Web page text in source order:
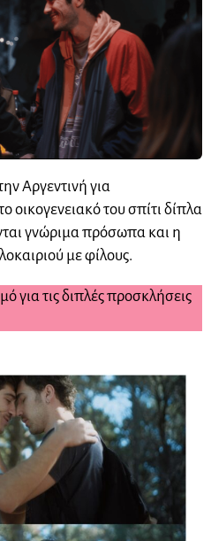
Αργεντινή για
οικογενειακό του σπίτι δίπλα
γνώριμα πρόσωπα και η
με φίλους.
για τις διπλές προσκλήσεις